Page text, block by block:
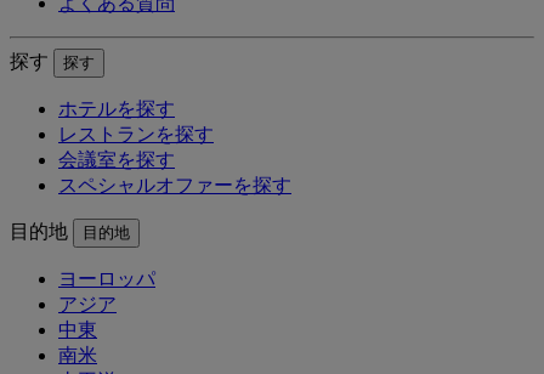
探す 探す
ホテルを探す
レストランを探す
会議室を探す
スペシャルオファーを探す
目的地 目的地
ヨーロッパ
アジア
中東
南米